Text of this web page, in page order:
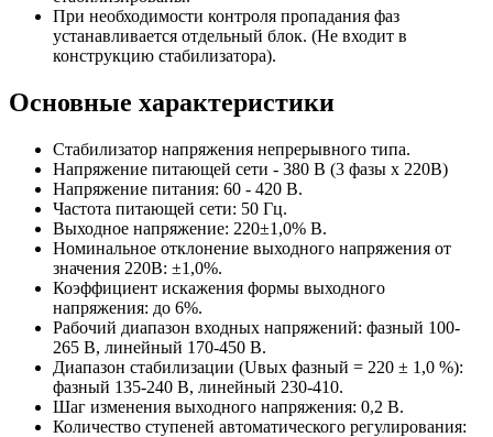
При необходимости контроля пропадания фаз
устанавливается отдельный блок. (Не входит в
конструкцию стабилизатора).
Основные характеристики
Стабилизатор напряжения непрерывного типа.
Напряжение питающей сети - 380 В (3 фазы х 220В)
Напряжение питания: 60 - 420 В.
Частота питающей сети: 50 Гц.
Выходное напряжение: 220±1,0% В.
Номинальное отклонение выходного напряжения от
значения 220В: ±1,0%.
Коэффициент искажения формы выходного
напряжения: до 6%.
Рабочий диапазон входных напряжений: фазный 100-
265 В, линейный 170-450 В.
Диапазон стабилизации (Uвых фазный = 220 ± 1,0 %):
фазный 135-240 В, линейный 230-410.
Шаг изменения выходного напряжения: 0,2 В.
Количество ступеней автоматического регулирования: